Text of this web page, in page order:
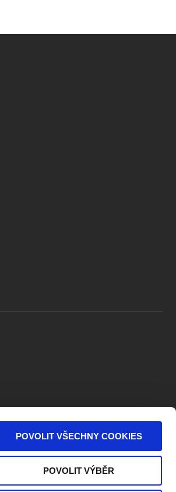
POVOLIT VŠECHNY COOKIES
POVOLIT VÝBĚR